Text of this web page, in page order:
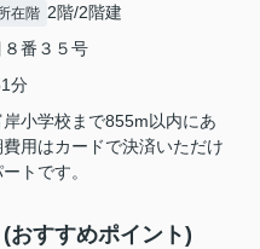
在階 2階/2階建
番３５号
分
小学校まで855m以内にあ
用はカードで決済いただけ
トです。
おすすめポイント)